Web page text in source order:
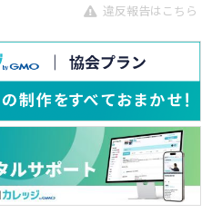
違反報告はこちら